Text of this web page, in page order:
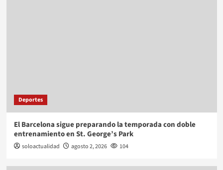
Deportes
El Barcelona sigue preparando la temporada con doble
entrenamiento en St. George’s Park
soloactualidad agosto 2, 2026 104